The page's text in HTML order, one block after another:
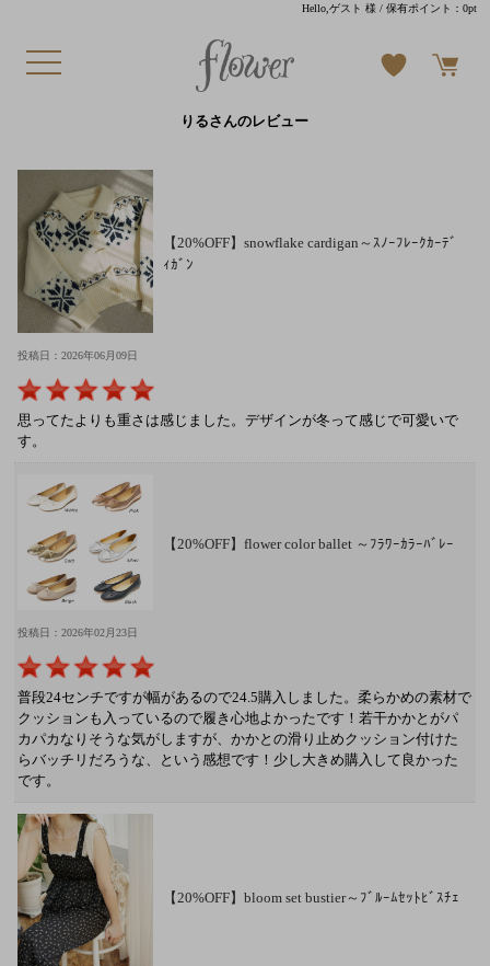
Hello,ゲスト 様 / 保有ポイント：0pt
りるさんのレビュー
【20%OFF】snowflake cardigan～ｽﾉｰﾌﾚｰｸｶｰﾃﾞ
ｨｶﾞﾝ
投稿日：2026年06月09日
思ってたよりも重さは感じました。デザインが冬って感じで可愛いで
す。
【20%OFF】flower color ballet ～ﾌﾗﾜｰｶﾗｰﾊﾞﾚｰ
投稿日：2026年02月23日
普段24センチですが幅があるので24.5購入しました。柔らかめの素材で
クッションも入っているので履き心地よかったです！若干かかとがパ
カパカなりそうな気がしますが、かかとの滑り止めクッション付けた
らバッチリだろうな、という感想です！少し大きめ購入して良かった
です。
【20%OFF】bloom set bustier～ﾌﾞﾙｰﾑｾｯﾄﾋﾞｽﾁｪ